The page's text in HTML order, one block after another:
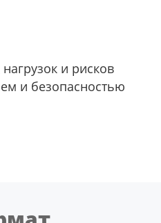
и рисков
и безопасностью